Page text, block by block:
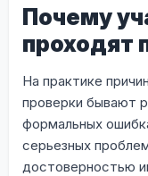
Почему
проходят
На практике
проверки бывают
формальных
серьезных
достоверностью